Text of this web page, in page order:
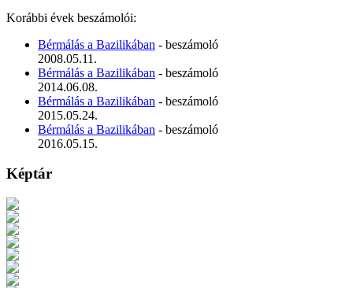
Korábbi évek beszámolói:
Bérmálás a Bazilikában - beszámoló
2008.05.11.
Bérmálás a Bazilikában - beszámoló
2014.06.08.
Bérmálás a Bazilikában - beszámoló
2015.05.24.
Bérmálás a Bazilikában - beszámoló
2016.05.15.
Képtár